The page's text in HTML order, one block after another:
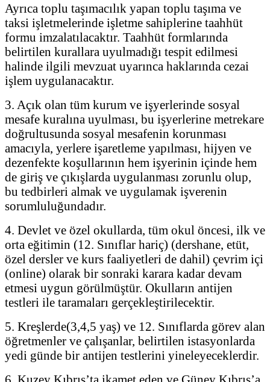
Ayrıca toplu taşımacılık yapan toplu taşıma ve
taksi işletmelerinde işletme sahiplerine taahhüt
formu imzalatılacaktır. Taahhüt formlarında
belirtilen kurallara uyulmadığı tespit edilmesi
halinde ilgili mevzuat uyarınca haklarında cezai
işlem uygulanacaktır.
3. Açık olan tüm kurum ve işyerlerinde sosyal
mesafe kuralına uyulması, bu işyerlerine metrekare
doğrultusunda sosyal mesafenin korunması
amacıyla, yerlere işaretleme yapılması, hijyen ve
dezenfekte koşullarının hem işyerinin içinde hem
de giriş ve çıkışlarda uygulanması zorunlu olup,
bu tedbirleri almak ve uygulamak işverenin
sorumluluğundadır.
4. Devlet ve özel okullarda, tüm okul öncesi, ilk ve
orta eğitimin (12. Sınıflar hariç) (dershane, etüt,
özel dersler ve kurs faaliyetleri de dahil) çevrim içi
(online) olarak bir sonraki karara kadar devam
etmesi uygun görülmüştür. Okulların antijen
testleri ile taramaları gerçekleştirilecektir.
5. Kreşlerde(3,4,5 yaş) ve 12. Sınıflarda görev alan
öğretmenler ve çalışanlar, belirtilen istasyonlarda
yedi günde bir antijen testlerini yineleyeceklerdir.
6. Kuzey Kıbrıs’ta ikamet eden ve Güney Kıbrıs’a